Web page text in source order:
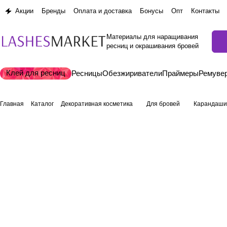
Акции Бренды Оплата и доставка Бонусы Опт Контакты
Материалы для наращивания
ресниц и окрашивания бровей
Клей для ресниц РесницыОбезжиривателиПраймеры
Главная Каталог Декоративная косметика Для бровей Карандаши